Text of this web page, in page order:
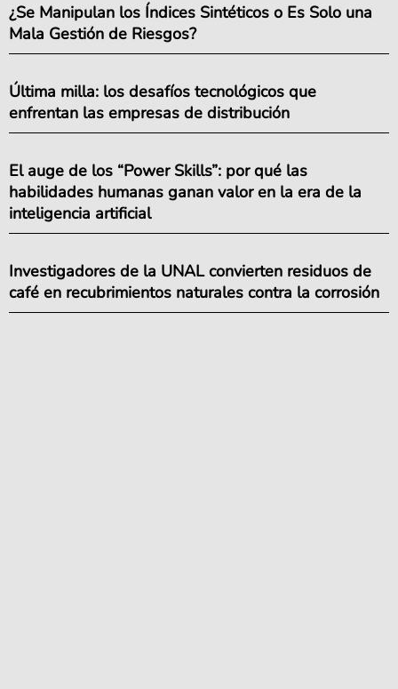
¿Se Manipulan los Índices Sintéticos o Es Solo una
Mala Gestión de Riesgos?
Última milla: los desafíos tecnológicos que
enfrentan las empresas de distribución
El auge de los “Power Skills”: por qué las
habilidades humanas ganan valor en la era de la
inteligencia artificial
Investigadores de la UNAL convierten residuos de
café en recubrimientos naturales contra la corrosión